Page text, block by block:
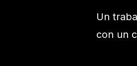
Un
con un